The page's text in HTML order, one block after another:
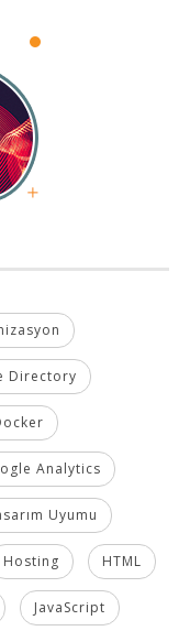
Directory
Analytics
Uyumu
Hosting HTML
JavaScript